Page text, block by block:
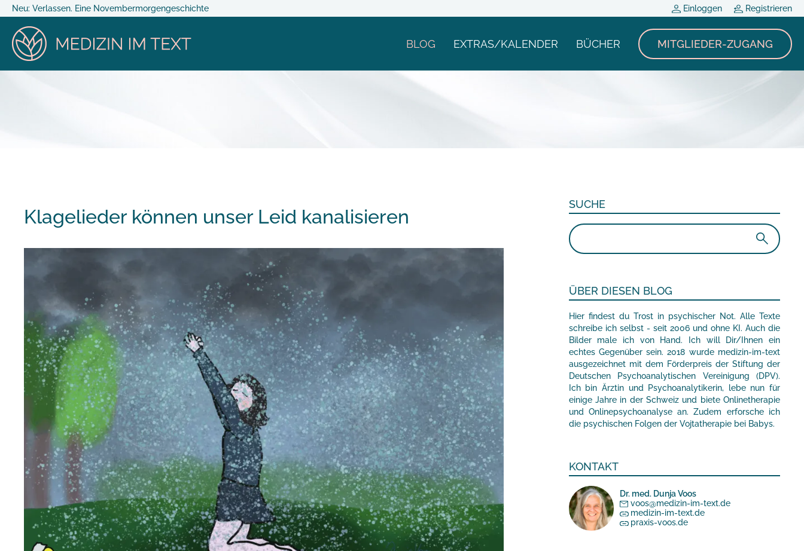
Neu: Verlassen. Eine Novembermorgengeschichte Einloggen Registrieren
BLOG EXTRAS/KALENDER BÜCHER MITGLIEDER-ZUGANG
Klagelieder können unser Leid kanalisieren
SUCHE
Suchen
nach:
ÜBER DIESEN BLOG
Hier findest du Trost in psychischer Not. Alle Texte
schreibe ich selbst - seit 2006 und ohne KI. Auch die
Bilder male ich von Hand. Ich will Dir/Ihnen ein
echtes Gegenüber sein. 2018 wurde medizin-im-text
ausgezeichnet mit dem Förderpreis der Stiftung der
Deutschen Psychoanalytischen Vereinigung (DPV).
Ich bin Ärztin und Psychoanalytikerin, lebe nun für
einige Jahre in der Schweiz und biete Onlinetherapie
und Onlinepsychoanalyse an. Zudem erforsche ich
die psychischen Folgen der Vojtatherapie bei Babys.
KONTAKT
Dr. med. Dunja Voos
voos@medizin-im-text.de
medizin-im-text.de
praxis-voos.de